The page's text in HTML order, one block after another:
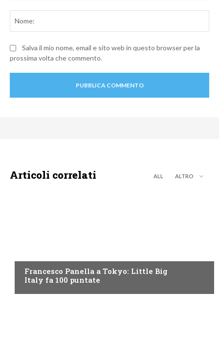
Salva il mio nome, email e sito web in questo browser per la
prossima volta che commento.
Articoli correlati ALL ALTRO
Francesco Panella a Tokyo: Little Big
Italy fa 100 puntate